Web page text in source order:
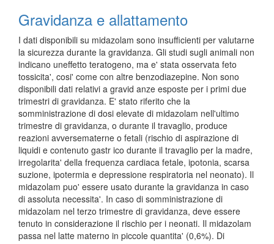
Gravidanza e allattamento
I dati disponibili su midazolam sono insufficienti per valutarne
la sicurezza durante la gravidanza. Gli studi sugli animali non
indicano uneffetto teratogeno, ma e' stata osservata feto
tossicita', cosi' come con altre benzodiazepine. Non sono
disponibili dati relativi a gravid anze esposte per i primi due
trimestri di gravidanza. E' stato riferito che la
somministrazione di dosi elevate di midazolam nell'ultimo
trimestre di gravidanza, o durante il travaglio, produce
reazioni avversematerne o fetali (rischio di aspirazione di
liquidi e contenuto gastr ico durante il travaglio per la madre,
irregolarita' della frequenza cardiaca fetale, ipotonia, scarsa
suzione, ipotermia e depressione respiratoria nel neonato). Il
midazolam puo' essere usato durante la gravidanza in caso
di assoluta necessita'. In caso di somministrazione di
midazolam nel terzo trimestre di gravidanza, deve essere
tenuto in considerazione il rischio per i neonati. Il midazolam
passa nel latte materno in piccole quantita' (0,6%). Di